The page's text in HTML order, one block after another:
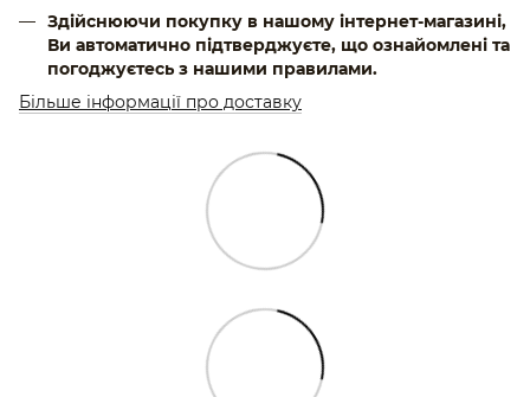
Здійснюючи покупку в нашому інтернет-магазині,
Ви автоматично підтверджуєте, що ознайомлені та
погоджуєтесь з нашими правилами.
Більше інформації про доставку